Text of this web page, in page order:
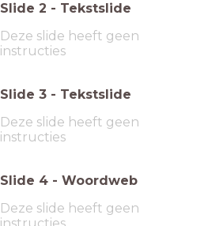
Slide 2 - Tekstslide
Deze slide heeft geen
instructies
Slide 3 - Tekstslide
Deze slide heeft geen
instructies
Slide 4 - Woordweb
Deze slide heeft geen